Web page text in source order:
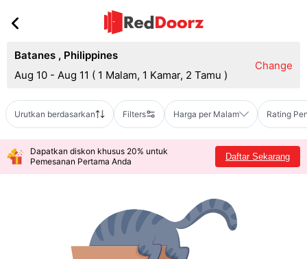
Batanes , Philippines
Aug 10 - Aug 11 ( 1 Malam, 1 Kamar, 2 Tamu )
Change
Urutkan berdasarkan Filters Harga per Malam Rating
Dapatkan diskon khusus 20% untuk
Pemesanan Pertama Anda
Daftar Sekarang